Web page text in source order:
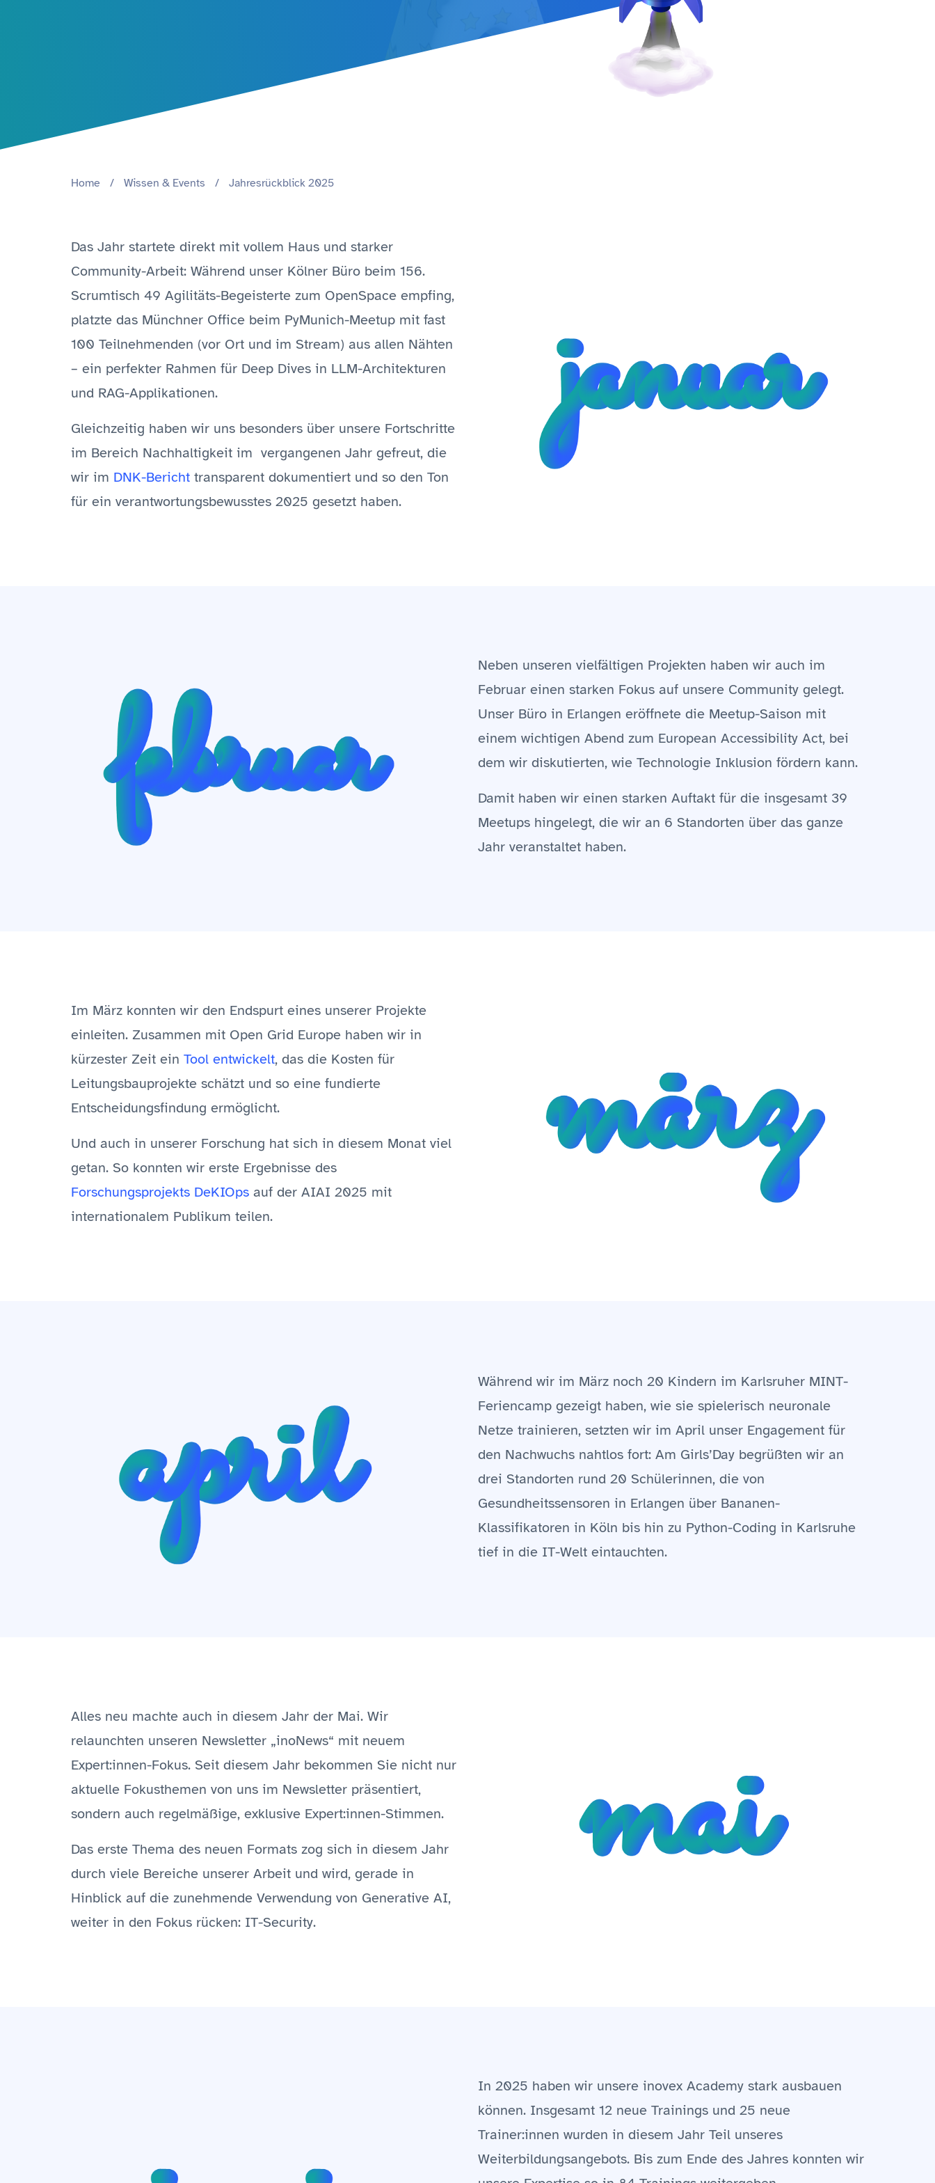
Home / Wissen & Events / Jahresrückblick 2025
Das Jahr startete direkt mit vollem Haus und starker
Community-Arbeit: Während unser Kölner Büro beim 156.
Scrumtisch 49 Agilitäts-Begeisterte zum OpenSpace empfing,
platzte das Münchner Office beim PyMunich-Meetup mit fast
100 Teilnehmenden (vor Ort und im Stream) aus allen Nähten
– ein perfekter Rahmen für Deep Dives in LLM-Architekturen
und RAG-Applikationen.
Gleichzeitig haben wir uns besonders über unsere Fortschritte
im Bereich Nachhaltigkeit im vergangenen Jahr gefreut, die
wir im DNK-Bericht transparent dokumentiert und so den Ton
für ein verantwortungsbewusstes 2025 gesetzt haben.
Neben unseren vielfältigen Projekten haben wir auch im
Februar einen starken Fokus auf unsere Community gelegt.
Unser Büro in Erlangen eröffnete die Meetup-Saison mit
einem wichtigen Abend zum European Accessibility Act, bei
dem wir diskutierten, wie Technologie Inklusion fördern kann.
Damit haben wir einen starken Auftakt für die insgesamt 39
Meetups hingelegt, die wir an 6 Standorten über das ganze
Jahr veranstaltet haben.
Im März konnten wir den Endspurt eines unserer Projekte
einleiten. Zusammen mit Open Grid Europe haben wir in
kürzester Zeit ein Tool entwickelt, das die Kosten für
Leitungsbauprojekte schätzt und so eine fundierte
Entscheidungsfindung ermöglicht.
Und auch in unserer Forschung hat sich in diesem Monat viel
getan. So konnten wir erste Ergebnisse des
Forschungsprojekts DeKIOps auf der AIAI 2025 mit
internationalem Publikum teilen.
Während wir im März noch 20 Kindern im Karlsruher MINT-
Feriencamp gezeigt haben, wie sie spielerisch neuronale
Netze trainieren, setzten wir im April unser Engagement für
den Nachwuchs nahtlos fort: Am Girls’Day begrüßten wir an
drei Standorten rund 20 Schülerinnen, die von
Gesundheitssensoren in Erlangen über Bananen-
Klassifikatoren in Köln bis hin zu Python-Coding in Karlsruhe
tief in die IT-Welt eintauchten.
Alles neu machte auch in diesem Jahr der Mai. Wir
relaunchten unseren Newsletter „inoNews“ mit neuem
Expert:innen-Fokus. Seit diesem Jahr bekommen Sie nicht nur
aktuelle Fokusthemen von uns im Newsletter präsentiert,
sondern auch regelmäßige, exklusive Expert:innen-Stimmen.
Das erste Thema des neuen Formats zog sich in diesem Jahr
durch viele Bereiche unserer Arbeit und wird, gerade in
Hinblick auf die zunehmende Verwendung von Generative AI,
weiter in den Fokus rücken: IT-Security.
In 2025 haben wir unsere inovex Academy stark ausbauen
können. Insgesamt 12 neue Trainings und 25 neue
Trainer:innen wurden in diesem Jahr Teil unseres
Weiterbildungsangebots. Bis zum Ende des Jahres konnten wir